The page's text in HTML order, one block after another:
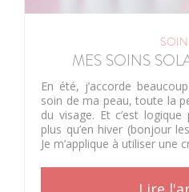
MES SOINS
En été, j’accorde
soin de ma peau, toute la
du visage. Et c’est
plus qu’en hiver (bonjour
Je m’applique à utiliser une